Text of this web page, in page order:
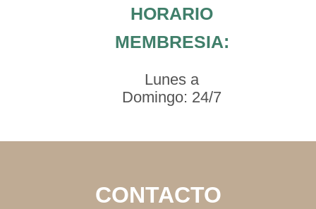
HORARIO
MEMBRESIA:
Lunes a
Domingo: 24/7
CONTACTO